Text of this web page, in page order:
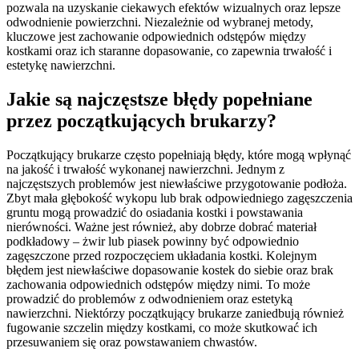
pozwala na uzyskanie ciekawych efektów wizualnych oraz lepsze
odwodnienie powierzchni. Niezależnie od wybranej metody,
kluczowe jest zachowanie odpowiednich odstępów między
kostkami oraz ich staranne dopasowanie, co zapewnia trwałość i
estetykę nawierzchni.
Jakie są najczęstsze błędy popełniane
przez początkujących brukarzy?
Początkujący brukarze często popełniają błędy, które mogą wpłynąć
na jakość i trwałość wykonanej nawierzchni. Jednym z
najczęstszych problemów jest niewłaściwe przygotowanie podłoża.
Zbyt mała głębokość wykopu lub brak odpowiedniego zagęszczenia
gruntu mogą prowadzić do osiadania kostki i powstawania
nierówności. Ważne jest również, aby dobrze dobrać materiał
podkładowy – żwir lub piasek powinny być odpowiednio
zagęszczone przed rozpoczęciem układania kostki. Kolejnym
błędem jest niewłaściwe dopasowanie kostek do siebie oraz brak
zachowania odpowiednich odstępów między nimi. To może
prowadzić do problemów z odwodnieniem oraz estetyką
nawierzchni. Niektórzy początkujący brukarze zaniedbują również
fugowanie szczelin między kostkami, co może skutkować ich
przesuwaniem się oraz powstawaniem chwastów.